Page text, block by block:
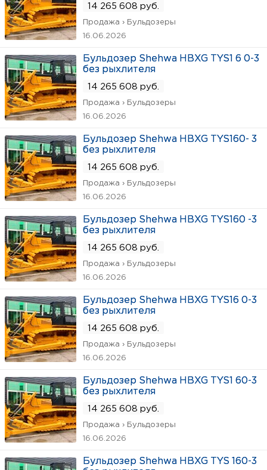
14 265 608 руб.
Продажа › Бульдозеры
16.06.2026
Бульдозер Shehwa HBXG TYS1 6 0-3
без рыхлителя
14 265 608 руб.
Продажа › Бульдозеры
16.06.2026
Бульдозер Shehwa HBXG TYS160- 3
без рыхлителя
14 265 608 руб.
Продажа › Бульдозеры
16.06.2026
Бульдозер Shehwa HBXG TYS160 -3
без рыхлителя
14 265 608 руб.
Продажа › Бульдозеры
16.06.2026
Бульдозер Shehwa HBXG TYS16 0-3
без рыхлителя
14 265 608 руб.
Продажа › Бульдозеры
16.06.2026
Бульдозер Shehwa HBXG TYS1 60-3
без рыхлителя
14 265 608 руб.
Продажа › Бульдозеры
16.06.2026
Бульдозер Shehwa HBXG TYS 160-3